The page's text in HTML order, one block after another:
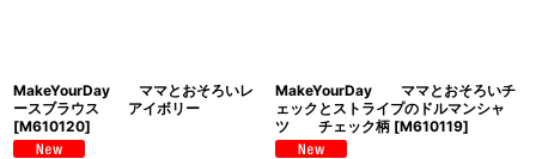
MakeYourDay ママとおそろいレ
ースブラウス アイボリー
[M610120]
MakeYourDay ママとおそろいチ
ェックとストライプのドルマンシャ
ツ チェック柄 [M610119]